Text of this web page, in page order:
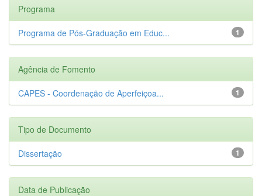
Programa
1
Programa de Pós-Graduação em Educ...
Agência de Fomento
1
CAPES - Coordenação de Aperfeiçoa...
Tipo de Documento
1
Dissertação
Data de Publicação